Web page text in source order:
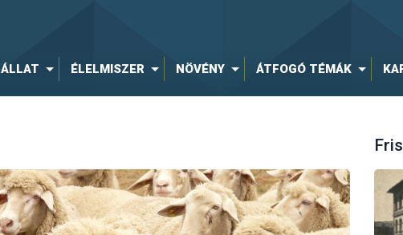
ÁLLAT ÉLELMISZER NÖVÉNY ÁTFOGÓ TÉMÁK